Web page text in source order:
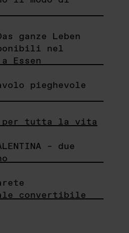
ganze Leben
nel
Essen
pieghevole
per tutta la vita
– due
convertibile